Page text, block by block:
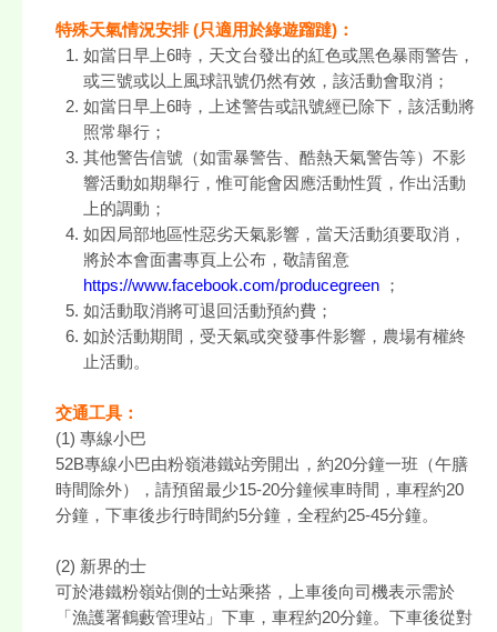
特殊天氣情況安排 (只適用於綠遊蹓躂)：
如當日早上6時，天文台發出的紅色或黑色暴雨警告，
或三號或以上風球訊號仍然有效，該活動會取消；
如當日早上6時，上述警告或訊號經已除下，該活動將
照常舉行；
其他警告信號（如雷暴警告、酷熱天氣警告等）不影
響活動如期舉行，惟可能會因應活動性質，作出活動
上的調動；
如因局部地區性惡劣天氣影響，當天活動須要取消，
將於本會面書專頁上公布，敬請留意
https://www.facebook.com/producegreen ；
如活動取消將可退回活動預約費；
如於活動期間，受天氣或突發事件影響，農場有權終
止活動。
交通工具：
(1) 專線小巴
52B專線小巴由粉嶺港鐵站旁開出，約20分鐘一班（午膳
時間除外），請預留最少15-20分鐘候車時間，車程約20
分鐘，下車後步行時間約5分鐘，全程約25-45分鐘。
(2) 新界的士
可於港鐵粉嶺站側的士站乘搭，上車後向司機表示需於
「漁護署鶴藪管理站」下車，車程約20分鐘。下車後從對